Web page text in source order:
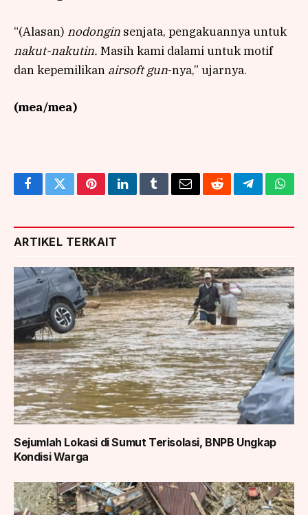
“(Alasan) nodongin senjata, pengakuannya untuk
nakut-nakutin. Masih kami dalami untuk motif
dan kepemilikan airsoft gun-nya,” ujarnya.
(mea/mea)
FacebookTwitterPinterestLinkedInTumblrEmailRedditTelegram
ARTIKEL TERKAIT
Sejumlah Lokasi di Sumut Terisolasi, BNPB Ungkap
Kondisi Warga